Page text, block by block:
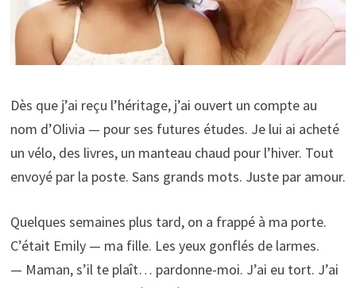
Dès que j’ai reçu l’héritage, j’ai ouvert un compte au
nom d’Olivia — pour ses futures études. Je lui ai acheté
un vélo, des livres, un manteau chaud pour l’hiver. Tout
envoyé par la poste. Sans grands mots. Juste par amour.
Quelques semaines plus tard, on a frappé à ma porte.
C’était Emily — ma fille. Les yeux gonflés de larmes.
— Maman, s’il te plaît… pardonne-moi. J’ai eu tort. J’ai